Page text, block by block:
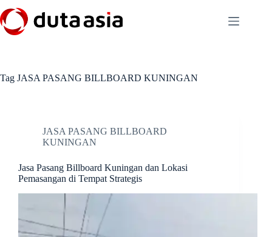
to
content
Tag JASA PASANG BILLBOARD KUNINGAN
JASA PASANG BILLBOARD
KUNINGAN
Jasa Pasang Billboard Kuningan dan Lokasi
Pemasangan di Tempat Strategis